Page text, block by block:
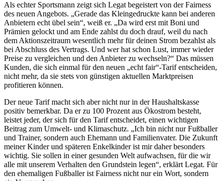
Als echter Sportsmann zeigt sich Legat begeistert von der Fairness
des neuen Angebots. „Gerade das Kleingedruckte kann bei anderen
Anbietern echt übel sein“, weiß er. „Da wird erst mit Boni und
Prämien gelockt und am Ende zahlst du doch drauf, weil du nach
dem Aktionszeitraum wesentlich mehr für deinen Strom bezahlst als
bei Abschluss des Vertrags. Und wer hat schon Lust, immer wieder
Preise zu vergleichen und den Anbieter zu wechseln?“ Das müssen
Kunden, die sich einmal für den neuen „echt fair“-Tarif entscheiden,
nicht mehr, da sie stets von günstigen aktuellen Marktpreisen
profitieren können.
Der neue Tarif macht sich aber nicht nur in der Haushaltskasse
positiv bemerkbar. Da er zu 100 Prozent aus Ökostrom besteht,
leistet jeder, der sich für den Tarif entscheidet, einen wichtigen
Beitrag zum Umwelt- und Klimaschutz. „Ich bin nicht nur Fußballer
und Trainer, sondern auch Ehemann und Familienvater. Die Zukunft
meiner Kinder und späteren Enkelkinder ist mir daher besonders
wichtig. Sie sollen in einer gesunden Welt aufwachsen, für die wir
alle mit unserem Verhalten den Grundstein legen“, erklärt Legat. Für
den ehemaligen Fußballer ist Fairness nicht nur ein Wort, sondern